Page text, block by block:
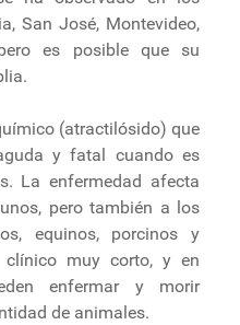
San José, Montevideo,
es posible que su
(atractilósido) que
y fatal cuando es
La enfermedad afecta
pero también a los
equinos, porcinos y
muy corto, y en
enfermar y morir
de animales.